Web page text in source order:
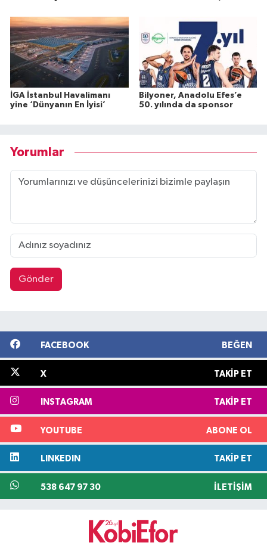
İGA İstanbul Havalimanı
yine ‘Dünyanın En İyisi’
Bilyoner, Anadolu Efes’e
50. yılında da sponsor
Yorumlar
Gönder
FACEBOOK BEĞEN
X TAKIP ET
INSTAGRAM TAKIP ET
YOUTUBE ABONE OL
LINKEDIN TAKIP ET
538 647 97 30 İLETIŞIM